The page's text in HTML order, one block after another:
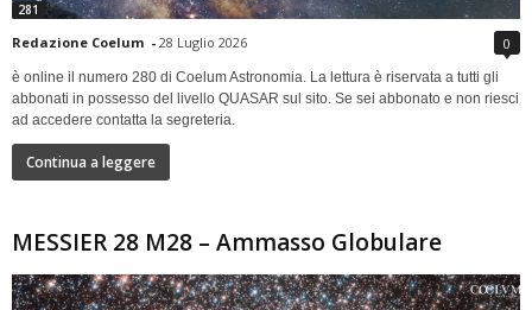
281
Redazione Coelum - 28 Luglio 2026 0
è online il numero 280 di Coelum Astronomia. La lettura è riservata a tutti gli
abbonati in possesso del livello QUASAR sul sito. Se sei abbonato e non riesci
ad accedere contatta la segreteria.
Continua a leggere
MESSIER 28 M28 – Ammasso Globulare